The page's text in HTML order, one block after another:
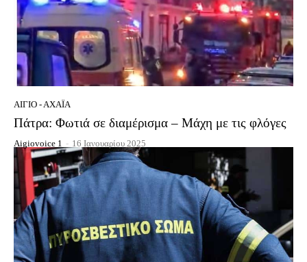
ΑΊΓΙΟ - ΑΧΑΪ́Α
Πάτρα: Φωτιά σε διαμέρισμα – Μάχη με τις φλόγες
Aigiovoice 1 - 16 Ιανουαρίου 2025